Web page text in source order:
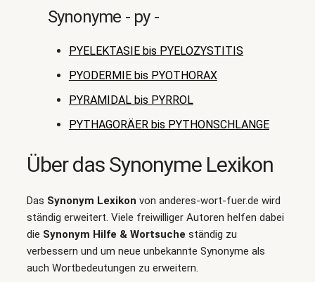
Synonyme - py -
PYELEKTASIE bis PYELOZYSTITIS
PYODERMIE bis PYOTHORAX
PYRAMIDAL bis PYRROL
PYTHAGORÄER bis PYTHONSCHLANGE
Über das Synonyme Lexikon
Das Synonym Lexikon von anderes-wort-fuer.de wird
ständig erweitert. Viele freiwilliger Autoren helfen dabei
die Synonym Hilfe & Wortsuche ständig zu
verbessern und um neue unbekannte Synonyme als
auch Wortbedeutungen zu erweitern.